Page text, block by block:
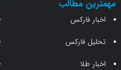
مطالب
فارکس
فارکس
نرخ